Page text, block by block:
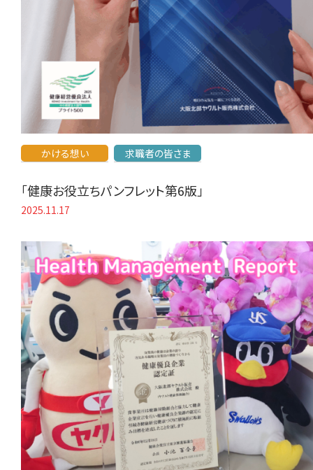
かける想い 求職者の皆さま
「健康お役立ちパンフレット第6版」
2025.11.17